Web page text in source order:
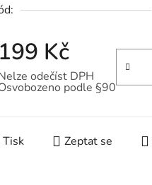
199 Kč
odečíst DPH
podle §90
Tisk Zeptat se